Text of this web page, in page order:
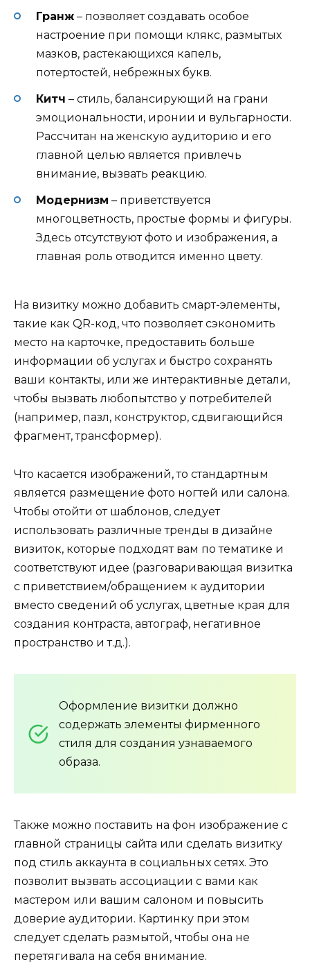
Гранж – позволяет создавать особое
настроение при помощи клякс, размытых
мазков, растекающихся капель,
потертостей, небрежных букв.
Китч – стиль, балансирующий на грани
эмоциональности, иронии и вульгарности.
Рассчитан на женскую аудиторию и его
главной целью является привлечь
внимание, вызвать реакцию.
Модернизм – приветствуется
многоцветность, простые формы и фигуры.
Здесь отсутствуют фото и изображения, а
главная роль отводится именно цвету.
На визитку можно добавить смарт-элементы,
такие как QR-код, что позволяет сэкономить
место на карточке, предоставить больше
информации об услугах и быстро сохранять
ваши контакты, или же интерактивные детали,
чтобы вызвать любопытство у потребителей
(например, пазл, конструктор, сдвигающийся
фрагмент, трансформер).
Что касается изображений, то стандартным
является размещение фото ногтей или салона.
Чтобы отойти от шаблонов, следует
использовать различные тренды в дизайне
визиток, которые подходят вам по тематике и
соответствуют идее (разговаривающая визитка
с приветствием/обращением к аудитории
вместо сведений об услугах, цветные края для
создания контраста, автограф, негативное
пространство и т.д.).
Оформление визитки должно
содержать элементы фирменного
стиля для создания узнаваемого
образа.
Также можно поставить на фон изображение с
главной страницы сайта или сделать визитку
под стиль аккаунта в социальных сетях. Это
позволит вызвать ассоциации с вами как
мастером или вашим салоном и повысить
доверие аудитории. Картинку при этом
следует сделать размытой, чтобы она не
перетягивала на себя внимание.